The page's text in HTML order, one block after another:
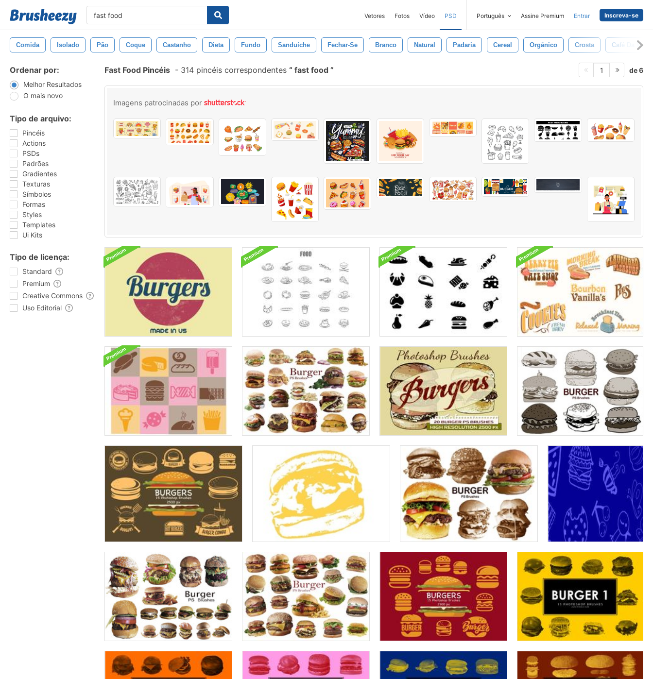
Vetores Fotos Vídeo PSD Português Assine Premium Entrar Inscreva-se
Comida Isolado Pão Coque Castanho Dieta Fundo Sanduíche Fechar-Se Branco Natural Padaria Cereal Orgânico Crosta Café Da
Ordenar por:
Melhor Resultados
O mais novo
Tipo de arquivo:
Pincéis
Actions
PSDs
Padrões
Gradientes
Texturas
Símbolos
Formas
Styles
Templates
Ui Kits
Tipo de licença:
Standard
Premium
Creative Commons
Uso Editorial
Fast Food Pincéis - 314 pincéis correspondentes fast food 1 de 6
Imagens patrocinadas por